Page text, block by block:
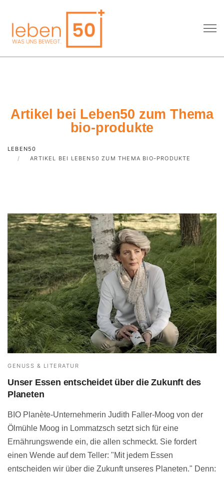
Artikel bei Leben50 zum Thema
bio-produkte
LEBEN50
ARTIKEL BEI LEBEN50 ZUM THEMA BIO-PRODUKTE
GENUSS & LITERATUR
Unser Essen entscheidet über die Zukunft des
Planeten
BIO Planète-Unternehmerin Judith Faller-Moog von der
Ölmühle Moog in Lommatzsch setzt sich für eine
Ernährungswende ein, die allen schmeckt. Sie fordert
einen Wende auf dem Teller: "Mit jedem Essen
entscheiden wir über die Zukunft unseres Planeten." Denn: